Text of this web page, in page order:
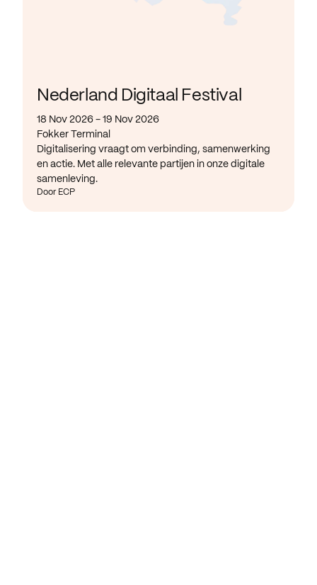
Nederland Digitaal Festival
18 Nov 2026 - 19 Nov 2026
Fokker Terminal
Digitalisering vraagt om verbinding, samenwerking
en actie. Met alle relevante partijen in onze digitale
samenleving.
Door ECP